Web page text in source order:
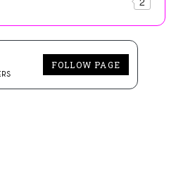
FOLLOW PAGE